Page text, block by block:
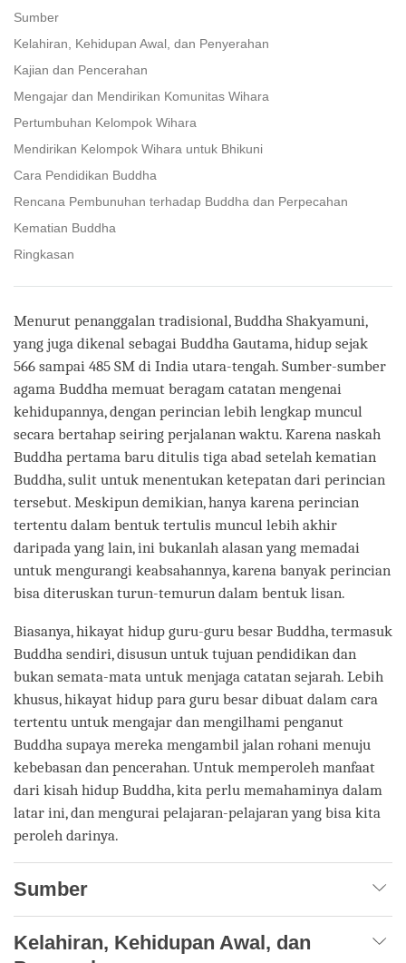
Sumber
Kelahiran, Kehidupan Awal, dan Penyerahan
Kajian dan Pencerahan
Mengajar dan Mendirikan Komunitas Wihara
Pertumbuhan Kelompok Wihara
Mendirikan Kelompok Wihara untuk Bhikuni
Cara Pendidikan Buddha
Rencana Pembunuhan terhadap Buddha dan Perpecahan
Kematian Buddha
Ringkasan
Menurut penanggalan tradisional, Buddha Shakyamuni,
yang juga dikenal sebagai Buddha Gautama, hidup sejak
566 sampai 485 SM di India utara-tengah. Sumber-sumber
agama Buddha memuat beragam catatan mengenai
kehidupannya, dengan perincian lebih lengkap muncul
secara bertahap seiring perjalanan waktu. Karena naskah
Buddha pertama baru ditulis tiga abad setelah kematian
Buddha, sulit untuk menentukan ketepatan dari perincian
tersebut. Meskipun demikian, hanya karena perincian
tertentu dalam bentuk tertulis muncul lebih akhir
daripada yang lain, ini bukanlah alasan yang memadai
untuk mengurangi keabsahannya, karena banyak perincian
bisa diteruskan turun-temurun dalam bentuk lisan.
Biasanya, hikayat hidup guru-guru besar Buddha, termasuk
Buddha sendiri, disusun untuk tujuan pendidikan dan
bukan semata-mata untuk menjaga catatan sejarah. Lebih
khusus, hikayat hidup para guru besar dibuat dalam cara
tertentu untuk mengajar dan mengilhami penganut
Buddha supaya mereka mengambil jalan rohani menuju
kebebasan dan pencerahan. Untuk memperoleh manfaat
dari kisah hidup Buddha, kita perlu memahaminya dalam
latar ini, dan mengurai pelajaran-pelajaran yang bisa kita
peroleh darinya.
Sumber
Kelahiran, Kehidupan Awal, dan